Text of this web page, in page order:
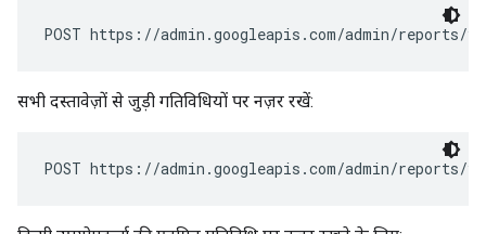
सभी दस्तावेज़ों से जुड़ी गतिविधियों पर नज़र रखें: